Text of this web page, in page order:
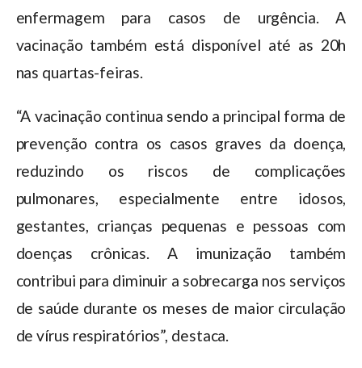
enfermagem para casos de urgência. A
vacinação também está disponível até as 20h
nas quartas-feiras.
“A vacinação continua sendo a principal forma de
prevenção contra os casos graves da doença,
reduzindo os riscos de complicações
pulmonares, especialmente entre idosos,
gestantes, crianças pequenas e pessoas com
doenças crônicas. A imunização também
contribui para diminuir a sobrecarga nos serviços
de saúde durante os meses de maior circulação
de vírus respiratórios”, destaca.